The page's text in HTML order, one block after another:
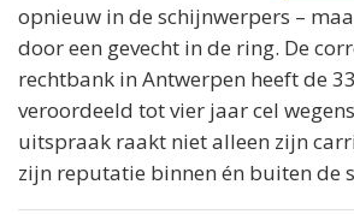
opnieuw in de schijnwerpers –
door een gevecht in de ring. De
rechtbank in Antwerpen heeft de
veroordeeld tot vier jaar cel
uitspraak raakt niet alleen zijn
zijn reputatie binnen én buiten de